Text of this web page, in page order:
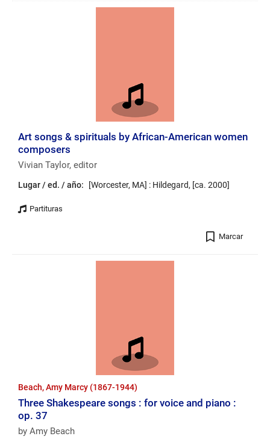
Art songs & spirituals by African-American women
composers
Vivian Taylor, editor
Lugar / ed. / año: [Worcester, MA] : Hildegard, [ca. 2000]
Marcar
Beach, Amy Marcy (1867-1944)
Three Shakespeare songs : for voice and piano :
op. 37
by Amy Beach